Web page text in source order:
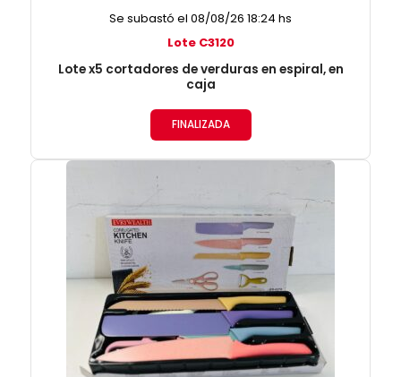
Se subastó el 08/08/26 18:24 hs
Lote C3120
Lote x5 cortadores de verduras en espiral, en
caja
FINALIZADA